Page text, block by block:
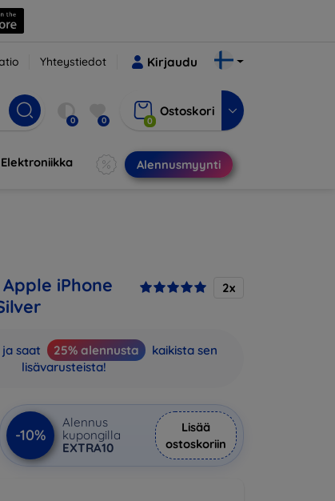
Yhteystiedot Kirjaudu
0 0 0
Ostoskori
Elektroniikka Alennusmyynti
iPhone
2x
saat 25% alennusta
kaikista sen
lisävarusteista!
-10%
Alennus
kupongilla
EXTRA10
Lisää
ostoskoriin